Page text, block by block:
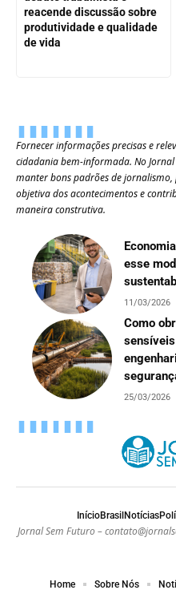
reacende discussão sobre
produtividade e qualidade
de vida
Fornecer informações precisas e
cidadania bem-informada. No
manter bons padrões de
objetiva dos acontecimentos e
maneira construtiva.
esse
11/03/2026
Como
25/03/2026
InícioBrasil Notícias
Jornal Sem Futuro –
Home Sobre Nós